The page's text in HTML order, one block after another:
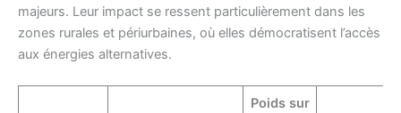
majeurs. Leur impact se ressent particulièrement dans les
zones rurales et périurbaines, où elles démocratisent l’accès
aux énergies alternatives.
Poids sur